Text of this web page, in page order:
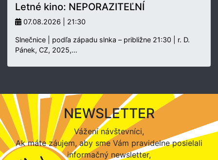
Letné kino: NEPORAZITEĽNÍ
07.08.2026 | 21:30
Slnečnice | podľa západu slnka – približne 21:30 | r. D.
Pánek, CZ, 2025,…
NEWSLETTER
Vážení návštevníci,
Ak máte záujem, aby sme Vám pravidelne posielali
informačný newsletter,